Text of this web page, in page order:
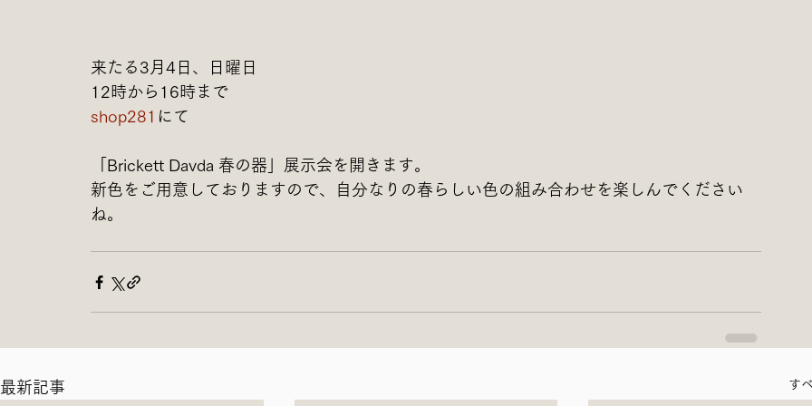
来たる3月4日、日曜日
12時から16時まで
shop281 にて
「Brickett Davda 春の器」展示会を開きます。
新色をご用意しておりますので、自分なりの春らしい色の組み合わせを楽しんでください
ね。
最新記事 す